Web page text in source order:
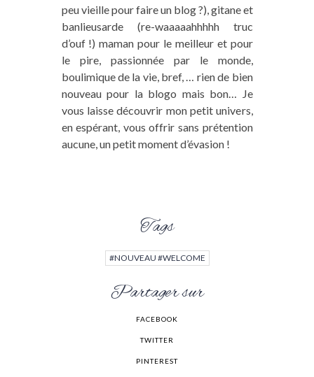
peu vieille pour faire un blog ?), gitane et
banlieusarde (re-waaaaahhhhh truc
d’ouf !) maman pour le meilleur et pour
le pire, passionnée par le monde,
boulimique de la vie, bref, … rien de bien
nouveau pour la blogo mais bon… Je
vous laisse découvrir mon petit univers,
en espérant, vous offrir sans prétention
aucune, un petit moment d’évasion !
Tags
#NOUVEAU #WELCOME
Partager sur
FACEBOOK
TWITTER
PINTEREST